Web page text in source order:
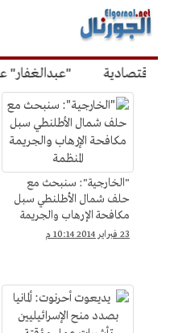
القائمة
الرئيسية
"عبدالغفار"
فن
و
ثقافة
&gt;
صحافة
وصحفيين
"الخارجية": سنبحث مع
حلف شمال الأطلنطي سبل
مكافحة الإرهاب والجريمة
المنظمة
23 فبراير 2014 10:14 م